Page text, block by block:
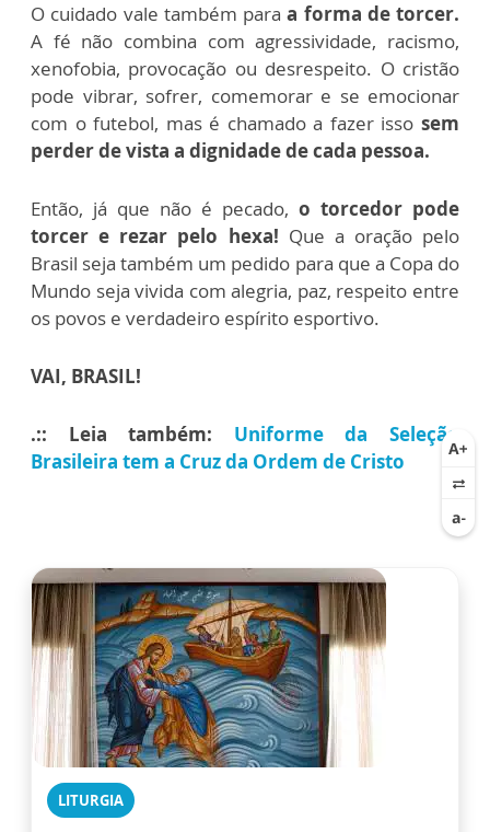
O cuidado vale também paraa forma de torcer.
A fé não combina com agressividade, racismo,
xenofobia, provocação ou desrespeito. O cristão
pode vibrar, sofrer, comemorar e se emocionar
com o futebol, mas é chamado a fazer isso sem
perder de vista a dignidade de cada pessoa.
Então, já que não é pecado, o torcedor pode
torcer e rezar pelo hexa! Que a oração pelo
Brasil seja também um pedido para que a Copa do
Mundo seja vivida com alegria, paz, respeito entre
os povos e verdadeiro espírito esportivo.
VAI, BRASIL!
.:: Leia também: Uniforme da Seleção
Brasileira tem a Cruz da Ordem de Cristo
LITURGIA